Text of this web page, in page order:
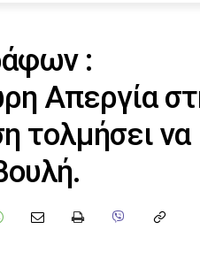
:
Απεργία
τολμήσει να